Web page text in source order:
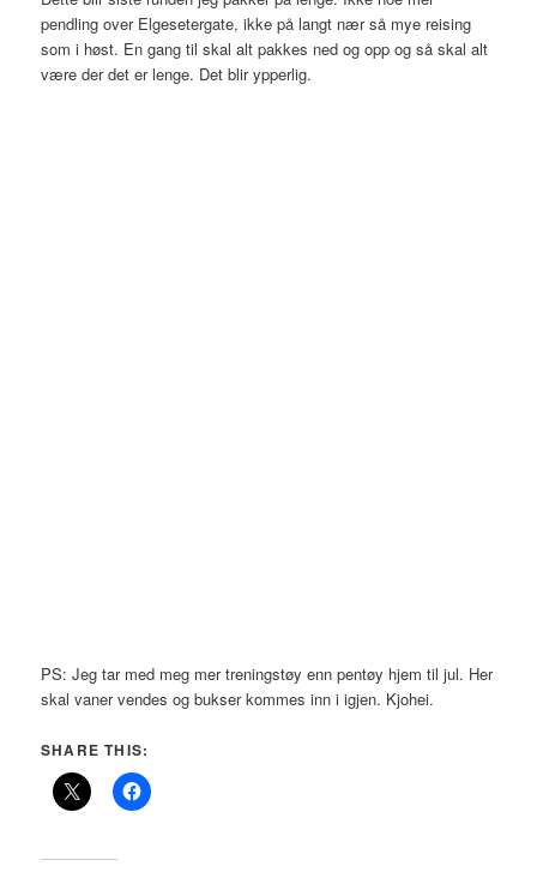
pendling over Elgesetergate, ikke på langt nær så mye reising
som i høst. En gang til skal alt pakkes ned og opp og så skal alt
være der det er lenge. Det blir ypperlig.
PS: Jeg tar med meg mer treningstøy enn pentøy hjem til jul. Her
skal vaner vendes og bukser kommes inn i igjen. Kjohei.
SHARE THIS: